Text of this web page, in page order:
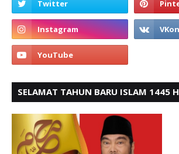
SELAMAT TAHUN BARU ISLAM 1445 H